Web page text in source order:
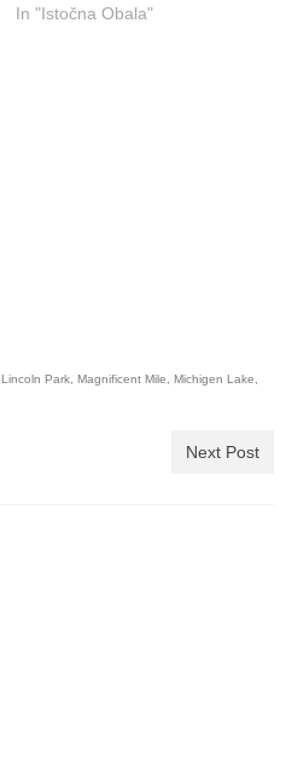
In "Istočna Obala"
Lincoln Park, Magnificent Mile, Michigen Lake,
Next Post